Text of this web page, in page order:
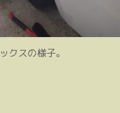
クスの様子。